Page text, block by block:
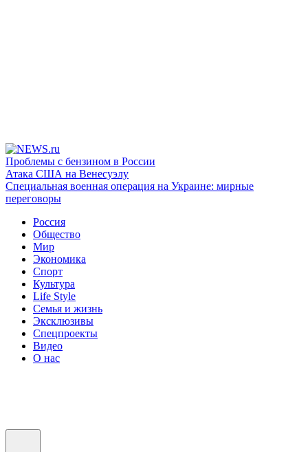
Проблемы с бензином в России
Атака США на Венесуэлу
Специальная военная операция на Украине: мирные
переговоры
Россия
Общество
Мир
Экономика
Спорт
Культура
Life Style
Семья и жизнь
Эксклюзивы
Спецпроекты
Видео
О нас